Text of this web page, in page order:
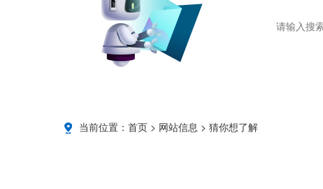
当前位置： 首页 > 网站信息 > 猜你想了解